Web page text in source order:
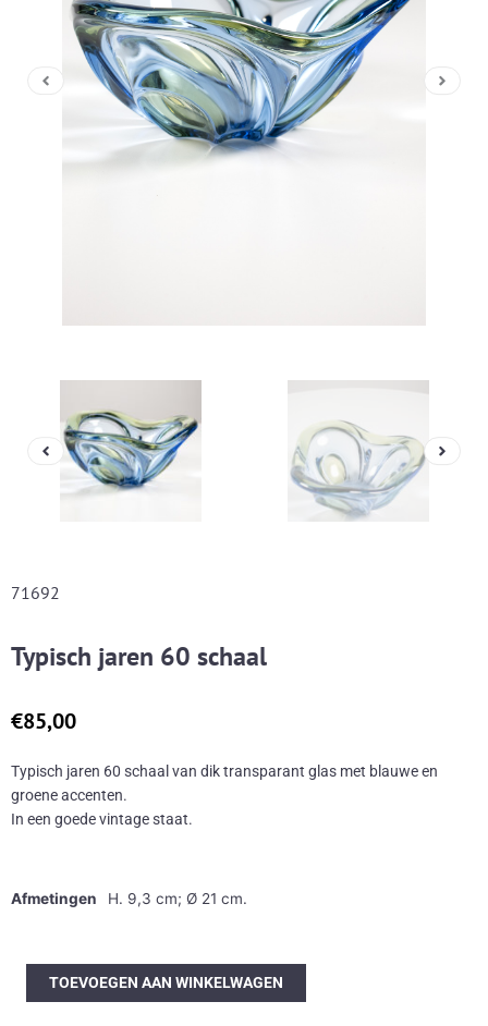
71692
Typisch jaren 60 schaal
€85,00
Typisch jaren 60 schaal van dik transparant glas met blauwe en
groene accenten.
In een goede vintage staat.
Afmetingen H. 9,3 cm; Ø 21 cm.
Typisch
jaren
TOEVOEGEN AAN WINKELWAGEN